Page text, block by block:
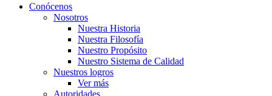
search
Menu
Conócenos
Nosotros
Nuestra Historia
Nuestra Filosofía
Nuestro Propósito
Nuestro Sistema de Calidad
Nuestros logros
Ver más
Autoridades